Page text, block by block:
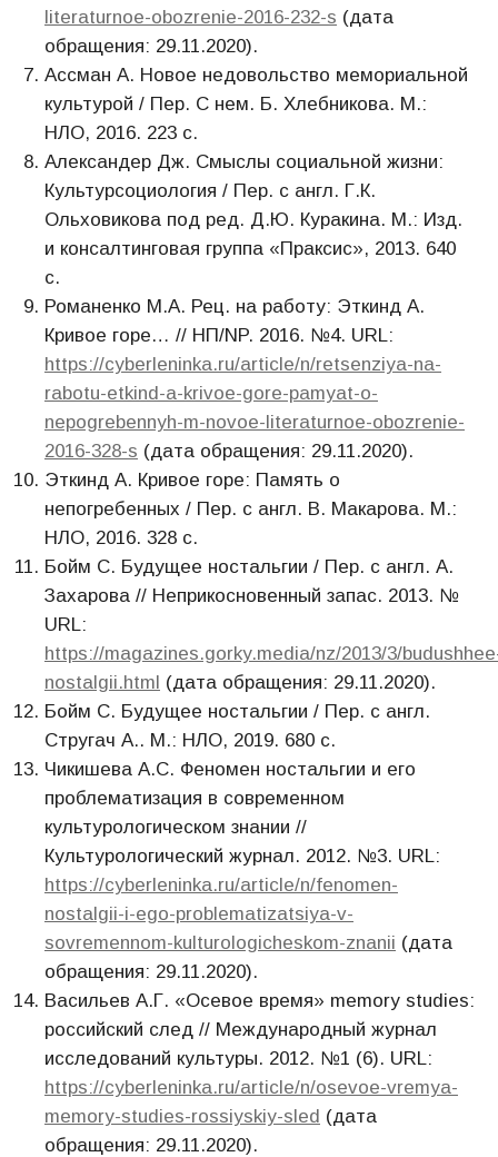
literaturnoe-obozrenie-2016-232-s (дата
обращения: 29.11.2020).
Ассман А. Новое недовольство мемориальной
культурой / Пер. С нем. Б. Хлебникова. М.:
НЛО, 2016. 223 с.
Александер Дж. Смыслы социальной жизни:
Культурсоциология / Пер. с англ. Г.К.
Ольховикова под ред. Д.Ю. Куракина. М.: Изд.
и консалтинговая группа «Праксис», 2013. 640
с.
Романенко М.А. Рец. на работу: Эткинд А.
Кривое горе… // НП/NP. 2016. №4. URL:
https://cyberleninka.ru/article/n/retsenziya-na-
rabotu-etkind-a-krivoe-gore-pamyat-o-
nepogrebennyh-m-novoe-literaturnoe-obozrenie-
2016-328-s (дата обращения: 29.11.2020).
Эткинд А. Кривое горе: Память о
непогребенных / Пер. с англ. В. Макарова. М.:
НЛО, 2016. 328 с.
Бойм С. Будущее ностальгии / Пер. с англ. А.
Захарова // Неприкосновенный запас. 2013. №
URL:
https://magazines.gorky.media/nz/2013/3/
nostalgii.html (дата обращения: 29.11.2020).
Бойм С. Будущее ностальгии / Пер. с англ.
Стругач А.. М.: НЛО, 2019. 680 с.
Чикишева А.С. Феномен ностальгии и его
проблематизация в современном
культурологическом знании //
Культурологический журнал. 2012. №3. URL:
https://cyberleninka.ru/article/n/fenomen-
nostalgii-i-ego-problematizatsiya-v-
sovremennom-kulturologicheskom-znanii (дата
обращения: 29.11.2020).
Васильев А.Г. «Осевое время» memory studies:
российский след // Международный журнал
исследований культуры. 2012. №1 (6). URL:
https://cyberleninka.ru/article/n/osevoe-vremya-
memory-studies-rossiyskiy-sled (дата
обращения: 29.11.2020).